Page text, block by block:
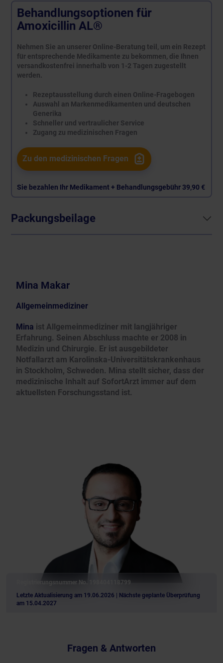
Behandlungsoptionen für
Amoxicillin AL®
Nehmen Sie an unserer Online-Beratung teil, um ein Rezept
für entsprechende Medikamente zu bekommen, die Ihnen
versandkostenfrei innerhalb von 1-2 Tagen zugestellt
werden.
Rezeptausstellung durch einen Online-Fragebogen
Auswahl an Markenmedikamenten und deutschen
Generika
Schneller und vertraulicher Service
Zugang zu medizinischen Fragen
Zu den medizinischen Fragen
Sie bezahlen Ihr Medikament + Behandlungsgebühr 39,90 €
Packungsbeilage
Mina Makar
Allgemeinmediziner
Mina ist Allgemeinmediziner mit langjähriger
Erfahrung. Seinen Abschluss machte er 2008 in
Medizin und Chirurgie. Er ist ausgebildeter
Notfallarzt am Karolinska-Universitätskrankenhaus
in Stockholm, Schweden. Mina stellt sicher, dass der
medizinische Inhalt auf SofortArzt immer auf dem
aktuellsten Forschungsstand ist.
Letzte Aktualisierung am 19.06.2026
| Nächste geplante Überprüfung
am 15.04.2027
Registrierungsnummer No. 198404118799
Fragen & Antworten